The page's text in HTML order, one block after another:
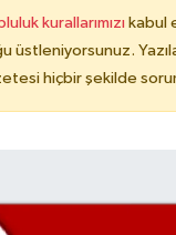
kurallarımızı kabul
üstleniyorsunuz.
hiçbir şekilde